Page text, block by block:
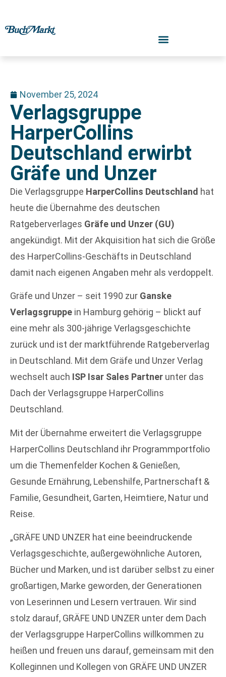
November 25, 2024
Verlagsgruppe
HarperCollins
Deutschland erwirbt
Gräfe und Unzer
Die Verlagsgruppe HarperCollins Deutschland hat
heute die Übernahme des deutschen
Ratgeberverlages Gräfe und Unzer (GU)
angekündigt. Mit der Akquisition hat sich die Größe
des HarperCollins-Geschäfts in Deutschland
damit nach eigenen Angaben mehr als verdoppelt.
Gräfe und Unzer – seit 1990 zur Ganske
Verlagsgruppe in Hamburg gehörig – blickt auf
eine mehr als 300-jährige Verlagsgeschichte
zurück und ist der marktführende Ratgeberverlag
in Deutschland. Mit dem Gräfe und Unzer Verlag
wechselt auch ISP Isar Sales Partner unter das
Dach der Verlagsgruppe HarperCollins
Deutschland.
Mit der Übernahme erweitert die Verlagsgruppe
HarperCollins Deutschland ihr Programmportfolio
um die Themenfelder Kochen & Genießen,
Gesunde Ernährung, Lebenshilfe, Partnerschaft &
Familie, Gesundheit, Garten, Heimtiere, Natur und
Reise.
„GRÄFE UND UNZER hat eine beeindruckende
Verlagsgeschichte, außergewöhnliche Autoren,
Bücher und Marken, und ist darüber selbst zu einer
großartigen, Marke geworden, der Generationen
von Leserinnen und Lesern vertrauen. Wir sind
stolz darauf, GRÄFE UND UNZER unter dem Dach
der Verlagsgruppe HarperCollins willkommen zu
heißen und freuen uns darauf, gemeinsam mit den
Kolleginnen und Kollegen von GRÄFE UND UNZER